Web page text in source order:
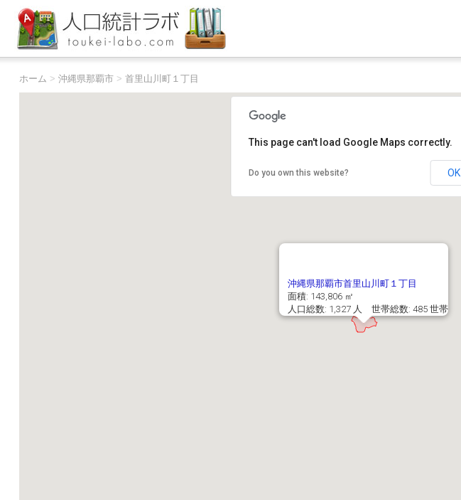
ホーム > 沖縄県那覇市> 首里山川町１丁目
沖縄県那覇市首里山川町１丁目
面積: 143,806 ㎡
人口総数: 1,327 人 世帯総数: 485 世帯
This page can't load Google Maps correctly.
Do you own this website? OK